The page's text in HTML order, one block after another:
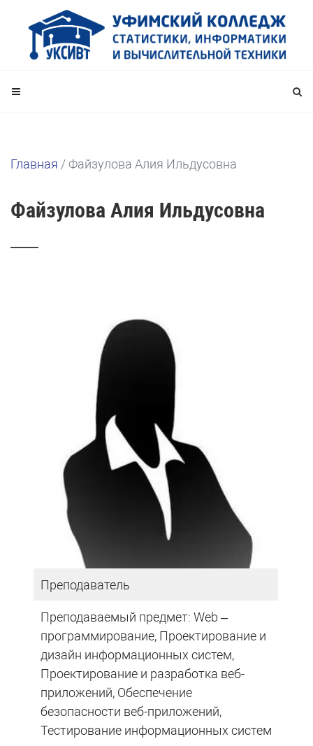
Главная /Файзулова Алия Ильдусовна
Файзулова Алия Ильдусовна
Преподаватель
Преподаваемый предмет: Web –
программирование, Проектирование и
дизайн информационных систем,
Проектирование и разработка веб-
приложений, Обеспечение
безопасности веб-приложений,
Тестирование информационных систем